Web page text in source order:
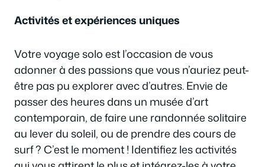
Activités et expériences uniques
Votre voyage solo est l’occasion de vous
adonner à des passions que vous n’auriez peut-
être pas pu explorer avec d’autres. Envie de
passer des heures dans un musée d’art
contemporain, de faire une randonnée solitaire
au lever du soleil, ou de prendre des cours de
surf ? C’est le moment ! Identifiez les activités